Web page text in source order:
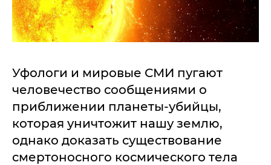
Уфологи и мировые СМИ пугают
человечество сообщениями о
приближении планеты-убийцы,
которая уничтожит нашу землю,
однако доказать существование
смертоносного космического тела